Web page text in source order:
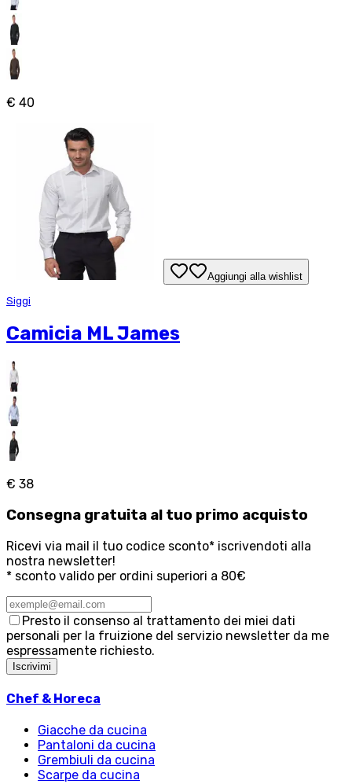
€ 40
Aggiungi alla wishlist
Siggi
Camicia ML James
€ 38
Consegna gratuita al tuo primo acquisto
Ricevi via mail il tuo codice sconto* iscrivendoti alla
nostra newsletter!
* sconto valido per ordini superiori a 80€
Presto il consenso al trattamento dei miei dati
personali per la fruizione del servizio newsletter da me
espressamente richiesto.
Iscrivimi
Chef & Horeca
Giacche da cucina
Pantaloni da cucina
Grembiuli da cucina
Scarpe da cucina